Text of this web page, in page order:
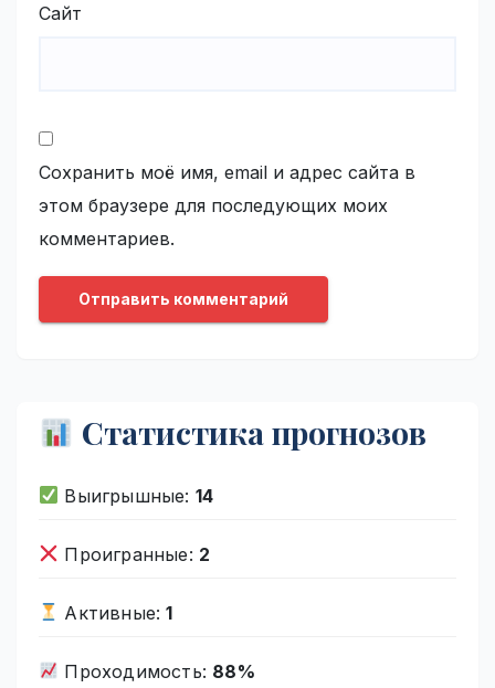
Сайт
Сохранить моё имя, email и адрес сайта в
этом браузере для последующих моих
комментариев.
Статистика прогнозов
Выигрышные: 14
Проигранные: 2
Активные:1
Проходимость: 88%